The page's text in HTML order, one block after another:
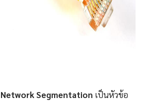
Segmentation เป็นหัวข้อ